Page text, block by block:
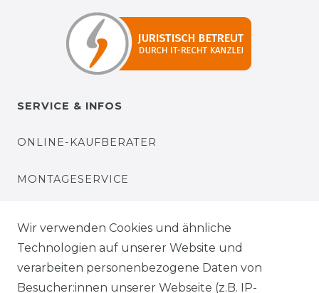
SERVICE & INFOS
ONLINE-KAUFBERATER
MONTAGESERVICE
BEZAHLUNG
KLIMA- UND UMWELTSCHUTZ
Wir verwenden Cookies und ähnliche
Technologien auf unserer Website und
verarbeiten personenbezogene Daten von
Besucher:innen unserer Webseite (z.B. IP-